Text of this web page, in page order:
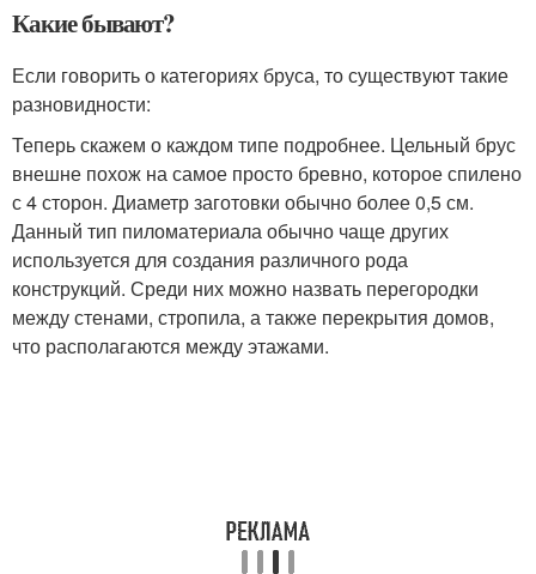
Какие бывают?
Если говорить о категориях бруса, то существуют такие
разновидности:
Теперь скажем о каждом типе подробнее. Цельный брус
внешне похож на самое просто бревно, которое спилено
с 4 сторон. Диаметр заготовки обычно более 0,5 см.
Данный тип пиломатериала обычно чаще других
используется для создания различного рода
конструкций. Среди них можно назвать перегородки
между стенами, стропила, а также перекрытия домов,
что располагаются между этажами.